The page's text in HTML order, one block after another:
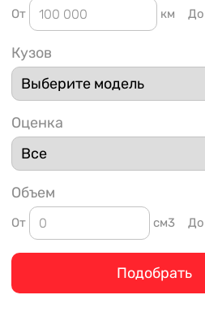
От км До
Кузов
Оценка
Объем
От см3 До
Подобрать